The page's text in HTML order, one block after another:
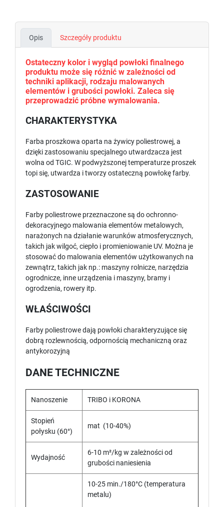
Opis Szczegóły produktu
Ostateczny kolor i wygląd powłoki finalnego
produktu może się różnić w zależności od
techniki aplikacji, rodzaju malowanych
elementów i grubości powłoki. Zaleca się
przeprowadzić próbne wymalowania.
CHARAKTERYSTYKA
Farba proszkowa oparta na żywicy poliestrowej, a
dzięki zastosowaniu specjalnego utwardzacza jest
wolna od TGIC. W podwyższonej temperaturze proszek
topi się, utwardza i tworzy ostateczną powłokę farby.
ZASTOSOWANIE
Farby poliestrowe przeznaczone są do ochronno-
dekoracyjnego malowania elementów metalowych,
narażonych na działanie warunków atmosferycznych,
takich jak wilgoć, ciepło i promieniowanie UV. Można je
stosować do malowania elementów użytkowanych na
zewnątrz, takich jak np.: maszyny rolnicze, narzędzia
ogrodnicze, inne urządzenia i maszyny, bramy i
ogrodzenia, rowery itp.
WŁAŚCIWOŚCI
Farby poliestrowe dają powłoki charakteryzujące się
dobrą rozlewnością, odpornością mechaniczną oraz
antykorozyjną
DANE TECHNICZNE
Nanoszenie TRIBO i KORONA
Stopień
połysku (60°)
mat (10-40%)
Wydajność
6-10 m²/kg w zależności od
grubości naniesienia
10-25 min./180°C (temperatura
metalu)